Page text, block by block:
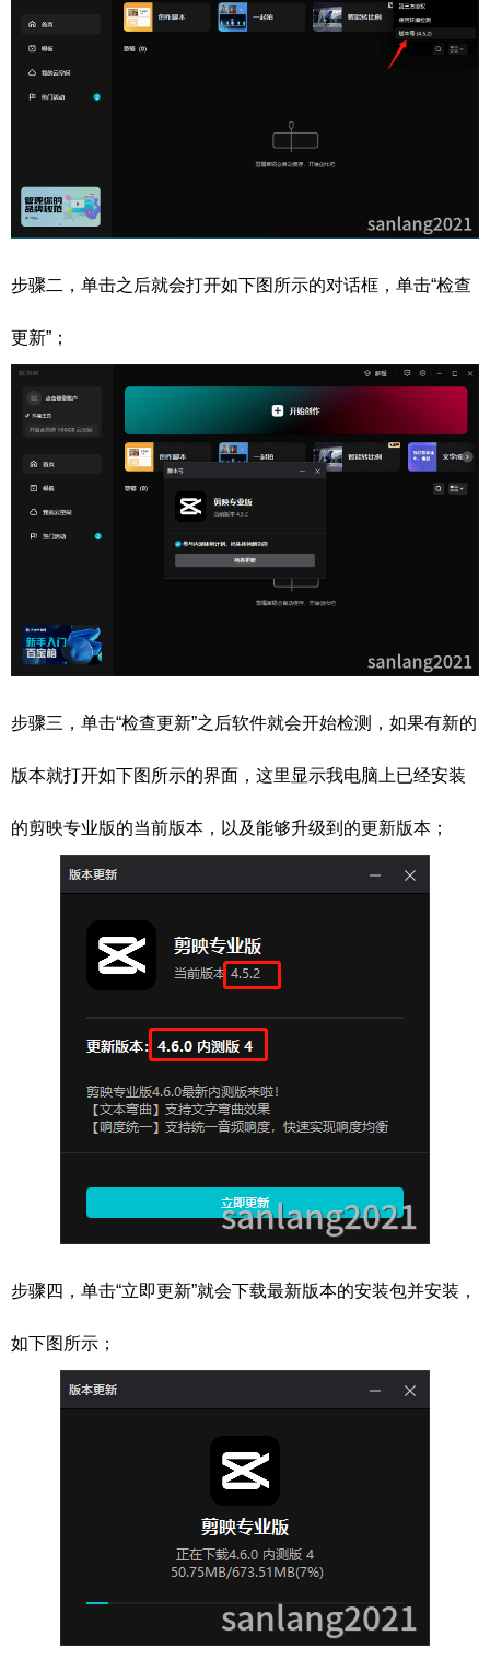
步骤二，单击之后就会打开如下图所示的对话框，单击“检查
更新”；
步骤三，单击“检查更新”之后软件就会开始检测，如果有新的
版本就打开如下图所示的界面，这里显示我电脑上已经安装
的剪映专业版的当前版本，以及能够升级到的更新版本；
步骤四，单击“立即更新”就会下载最新版本的安装包并安装，
如下图所示；